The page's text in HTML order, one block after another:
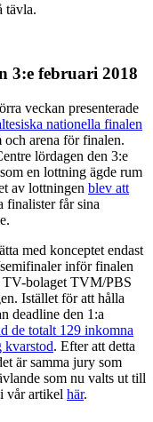
tävla.
3:e februari 2018
veckan presenterade
nationella finalen
och arena för finalen.
lördagen den 3:e
en lottning ägde rum
av lottningen blev att
finalister får sina
med konceptet endast
inför finalen
TV-bolaget TVM/PBS
Istället för att hålla
deadline den 1:a
de totalt 129 inkomna
kvarstod. Efter att detta
är samma jury som
som nu valts ut till
vår artikel här.